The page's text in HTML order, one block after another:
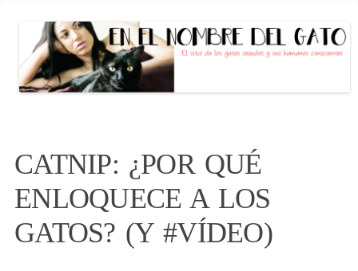
El sitio de las personas con gato (s)
conscientes
contenido
CATNIP: ¿POR QUÉ
ENLOQUECE A LOS
GATOS? (Y #VÍDEO)